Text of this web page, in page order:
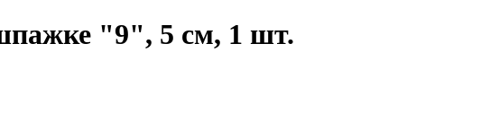
"9", 5 см, 1 шт.